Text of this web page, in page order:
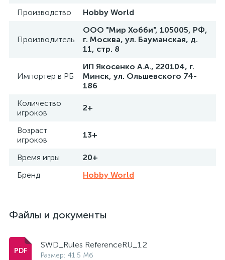
Производство
Hobby World
Производитель
ООО "Мир Хобби", 105005, РФ,
г. Москва, ул. Бауманская, д.
11, стр. 8
Импортер в РБ
ИП Якосенко А.А., 220104, г.
Минск, ул. Ольшевского 74-
186
Количество
игроков
2+
Возраст
игроков
13+
Время игры
20+
Бренд
Hobby World
Файлы и документы
SWD_Rules ReferenceRU_1.2
Размер: 41.5 Мб